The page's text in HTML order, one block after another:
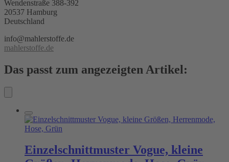
Wendenstraße 388-392
20537 Hamburg
Deutschland
info@mahlerstoffe.de
mahlerstoffe.de
Das passt zum angezeigten Artikel:
Einzelschnittmuster Vogue, kleine